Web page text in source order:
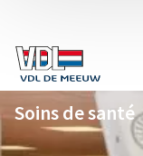
Soins de santé